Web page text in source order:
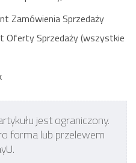
Zamówienia Sprzedaży
Oferty Sprzedaży (wszystkie
jest ograniczony.
forma lub przelewem